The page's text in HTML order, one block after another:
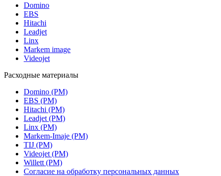
Domino
EBS
Hitachi
Leadjet
Linx
Markem image
Videojet
Расходные материалы
Domino (РМ)
EBS (РМ)
Hitachi (РМ)
Leadjet (РМ)
Linx (РМ)
Markem-Imaje (РМ)
TIJ (РМ)
Videojet (РМ)
Willett (РМ)
Согласие на обработку персональных данных